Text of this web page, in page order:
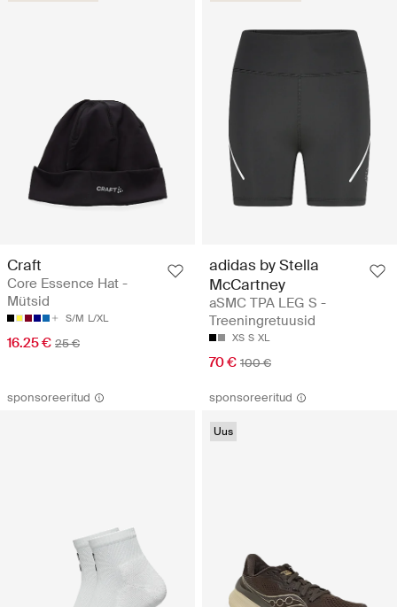
Craft
Core Essence Hat -
Mütsid
S/M L/XL
16.25 € 25 €
adidas by Stella
McCartney
aSMC TPA LEG S -
Treeningretuusid
XS S XL
70 € 100 €
sponsoreeritud sponsoreeritud
Uus